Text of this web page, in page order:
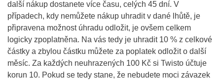
další nákup dostanete více času, celých 45 dní. V
případech, kdy nemůžete nákup uhradit v dané lhůtě, je
připravena možnost úhradu odložit, je ovšem celkem
logicky zpoplatněna. Na vás tedy je uhradit 10 % z celkové
částky a zbylou částku můžete za poplatek odložit o další
měsíc. Za každých neuhrazených 100 Kč si Twisto účtuje
korun 10. Pokud se tedy stane, že nebudete moci závazek